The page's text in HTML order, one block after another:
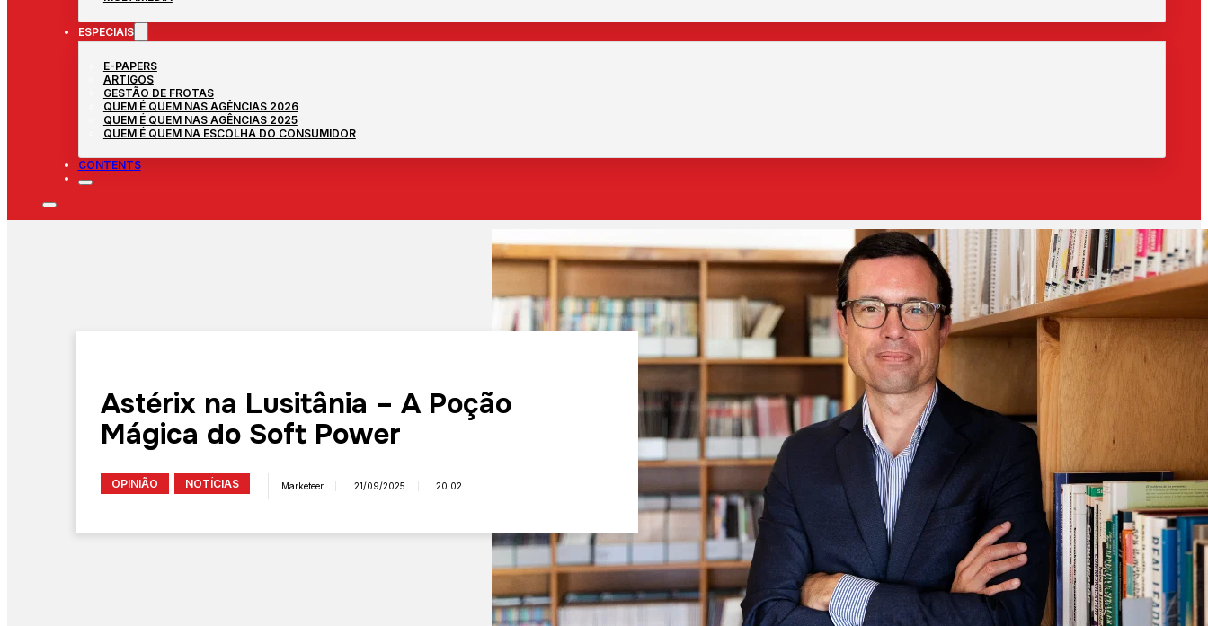
ESPECIAIS
E-PAPERS
ARTIGOS
GESTÃO DE FROTAS
QUEM É QUEM NAS AGÊNCIAS 2026
QUEM É QUEM NAS AGÊNCIAS 2025
QUEM É QUEM NA ESCOLHA DO CONSUMIDOR
CONTENTS
Astérix na Lusitânia – A Poção
Mágica do Soft Power
OPINIÃO NOTÍCIAS Marketeer 21/09/2025 20:02